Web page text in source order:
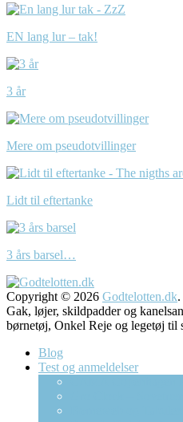
EN lang lur – tak!
3 år
Mere om pseudotvillinger
Lidt til eftertanke
3 års barsel…
Copyright © 2026 Godtelotten.dk.
Gak, løjer, skildpadder og
børnetøj, Onkel Reje og legetøj
Blog
Test og anmeldelser